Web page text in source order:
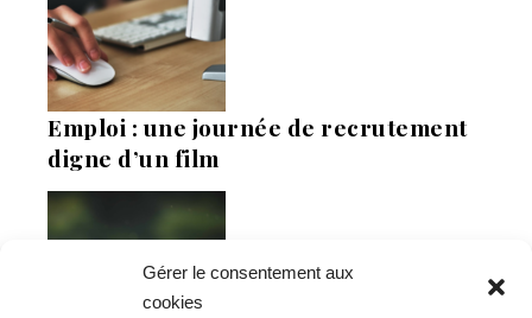
Gérer le consentement aux
cookies
Emploi : une journée de recrutement
digne d’un film